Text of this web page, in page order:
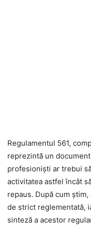
Regulamentul 561,
reprezintă un
profesioniști ar trebui
activitatea astfel încât
repaus. După cum
de strict reglementată,
sinteză a acestor